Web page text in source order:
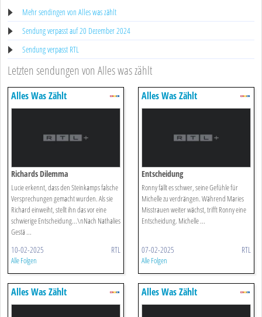
Mehr sendingen von Alles was zählt
Sendung verpasst auf 20 Dezember 2024
Sendung verpasst RTL
Letzten sendungen von Alles was zählt
Alles Was Zählt
Richards Dilemma
Lucie erkennt, dass den Steinkamps falsche
Versprechungen gemacht wurden. Als sie
Richard einweiht, stellt ihn das vor eine
schwierige Entscheidung...\nNach Nathalies
Gestä ...
10-02-2025 RTL
Alle Folgen
Alles Was Zählt
Entscheidung
Ronny fällt es schwer, seine Gefühle für
Michelle zu verdrängen. Während Maries
Misstrauen weiter wächst, trifft Ronny eine
Entscheidung. Michelle ...
07-02-2025 RTL
Alle Folgen
Alles Was Zählt Alles Was Zählt